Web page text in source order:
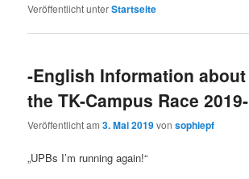
Veröffentlicht unterStartseite
-English Information about
the TK-Campus Race 2019-
Veröffentlicht am3. Mai 2019vonsophiepf
„UPBs I’m running again!“